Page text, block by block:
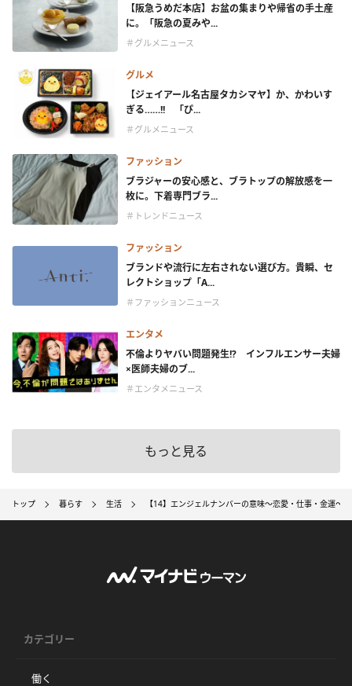
【阪急うめだ本店】お盆の集まりや帰省の手土産
に。「阪急の夏みや...
＃グルメニュース
グルメ
【ジェイアール名古屋タカシマヤ】か、かわいす
ぎる……!! 「ぴ...
＃グルメニュース
ファッション
ブラジャーの安心感と、ブラトップの解放感を一
枚に。下着専門ブラ...
＃トレンドニュース
ファッション
ブランドや流行に左右されない選び方。貴瞬、セ
レクトショップ「A...
＃ファッションニュース
エンタメ
不倫よりヤバい問題発生!? インフルエンサー夫婦
×医師夫婦のブ...
＃エンタメニュース
もっと見る
トップ 暮らす 生活 【14】エンジェルナンバーの意味～恋愛・仕事・金運～
カテゴリー
働く